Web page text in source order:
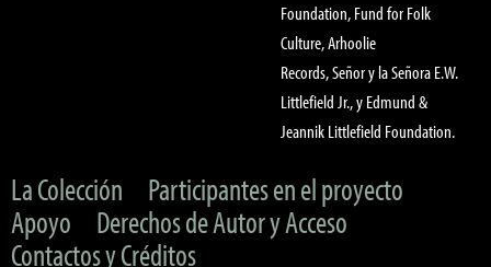
Foundation, Fund for Folk
Culture, Arhoolie
Records, Señor y la Señora E.W.
Littlefield Jr., y Edmund &
Jeannik Littlefield Foundation.
La Colección
Participantes en el proyecto
Apoyo
Derechos de Autor y Acceso
Contactos y Créditos